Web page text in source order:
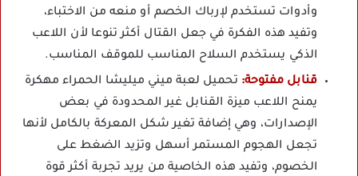
وأدوات تستخدم لإرباك الخصم أو منعه من الاختباء،
وتفيد هذه الفكرة في جعل القتال أكثر تنوعا لأن اللاعب
الذكي يستخدم السلاح المناسب للموقف المناسب.
قنابل مفتوحة: تحميل لعبة ميني ميليشا الحمراء مهكرة
يمنح اللاعب ميزة القنابل غير المحدودة في بعض
الإصدارات، وهي إضافة تغير شكل المعركة بالكامل لأنها
تجعل الهجوم المستمر أسهل وتزيد الضغط على
الخصوم، وتفيد هذه الخاصية من يريد تجربة أكثر قوة